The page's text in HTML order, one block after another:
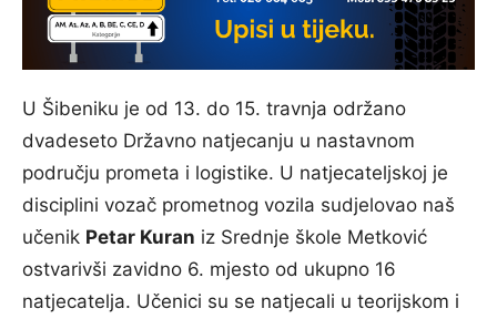
U Šibeniku je od 13. do 15. travnja održano
dvadeseto Državno natjecanju u nastavnom
području prometa i logistike. U natjecateljskoj je
disciplini vozač prometnog vozila sudjelovao naš
učenik Petar Kuran iz Srednje škole Metković
ostvarivši zavidno 6. mjesto od ukupno 16
natjecatelja. Učenici su se natjecali u teorijskom i